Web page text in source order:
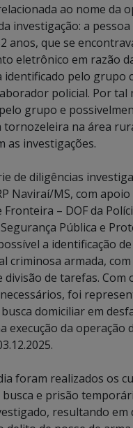
ao nome da
investigação: a
anos, que se
eletrônico em razão
identificado pelo grupo
policial. Por tal
grupo e
tornozeleira na área
as investigações.
de diligências
Naviraí/MS, com
Fronteira – DOF da
Pública e
a identificação
criminosa armada,
divisão de tarefas. Com
foi
domiciliar em
execução da operação
foram realizados os
busca e prisão
resultando em